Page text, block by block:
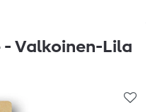
- Valkoinen-Lila